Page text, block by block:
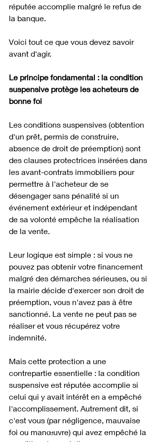
réputée accomplie malgré le refus de
la banque.
Voici tout ce que vous devez savoir
avant d'agir.
Le principe fondamental : la condition
suspensive protège les acheteurs de
bonne foi
Les conditions suspensives (obtention
d'un prêt, permis de construire,
absence de droit de préemption) sont
des clauses protectrices insérées dans
les avant-contrats immobiliers pour
permettre à l'acheteur de se
désengager sans pénalité si un
événement extérieur et indépendant
de sa volonté empêche la réalisation
de la vente.
Leur logique est simple : si vous ne
pouvez pas obtenir votre financement
malgré des démarches sérieuses, ou si
la mairie décide d'exercer son droit de
préemption, vous n'avez pas à être
sanctionné. La vente ne peut pas se
réaliser et vous récupérez votre
indemnité.
Mais cette protection a une
contrepartie essentielle : la condition
suspensive est réputée accomplie si
celui qui y avait intérêt en a empêché
l'accomplissement. Autrement dit, si
c'est vous (par négligence, mauvaise
foi ou manœuvre) qui avez empêché la